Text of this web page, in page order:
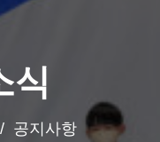
식
공지사항